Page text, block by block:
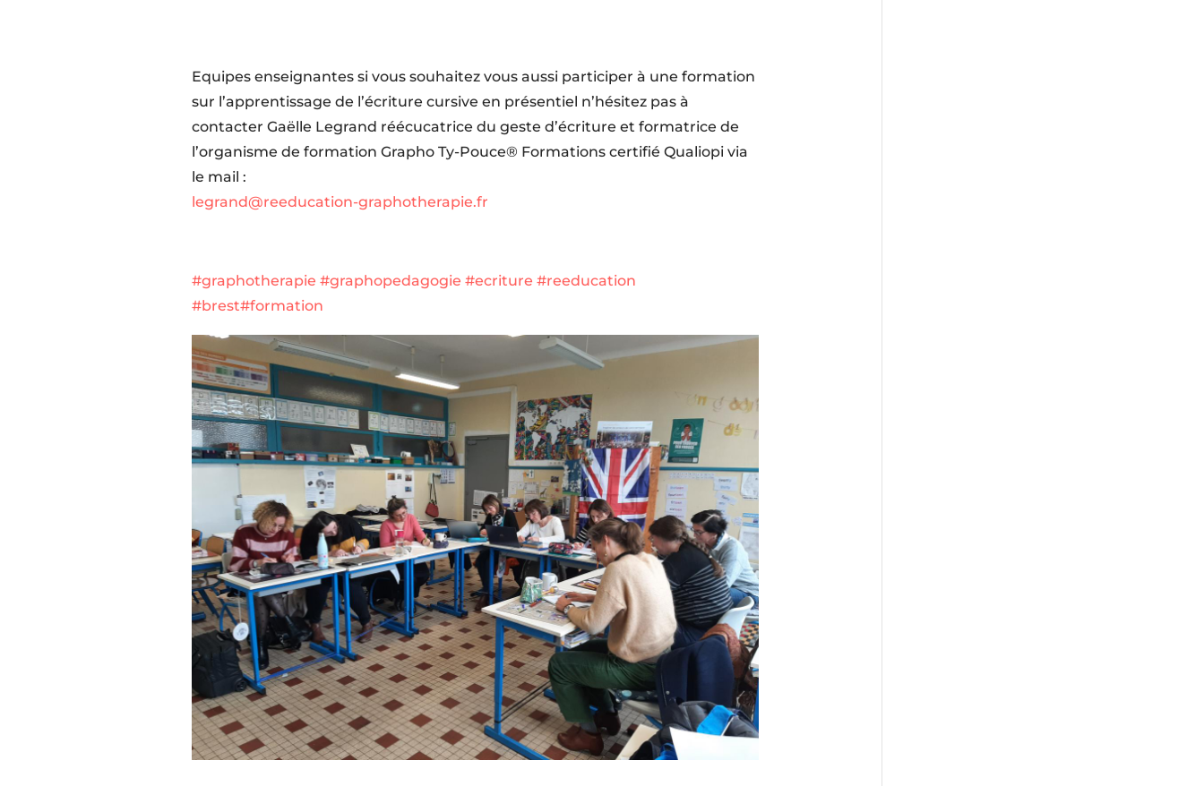
Equipes enseignantes si vous souhaitez vous aussi participer à une formation
sur l’apprentissage de l’écriture cursive en présentiel n’hésitez pas à
contacter Gaëlle Legrand réécucatrice du geste d’écriture et formatrice de
l’organisme de formation Grapho Ty-Pouce® Formations certifié Qualiopi via
le mail :
legrand@reeducation-graphotherapie.fr
#graphotherapie #graphopedagogie #ecriture #reeducation
#brest#formation